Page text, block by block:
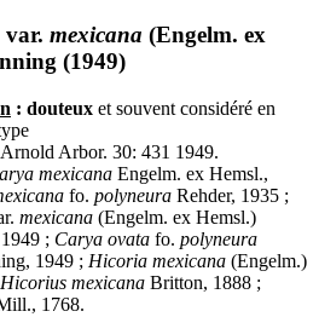
var. mexicana (Engelm. ex
(1949)
: douteux et souvent considéré en
Arnold Arbor. 30: 431 1949.
mexicana Engelm. ex Hemsl.,
fo. polyneura Rehder, 1935 ;
mexicana (Engelm. ex Hemsl.)
; Carya ovata fo. polyneura
1949 ; Hicoria mexicana (Engelm.)
Hicorius mexicana Britton, 1888 ;
1768.